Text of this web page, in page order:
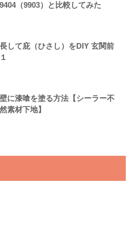
（9903）と比較してみた
して庇（ひさし）をDIY 玄関前
に漆喰を塗る方法【シーラー不
素材下地】